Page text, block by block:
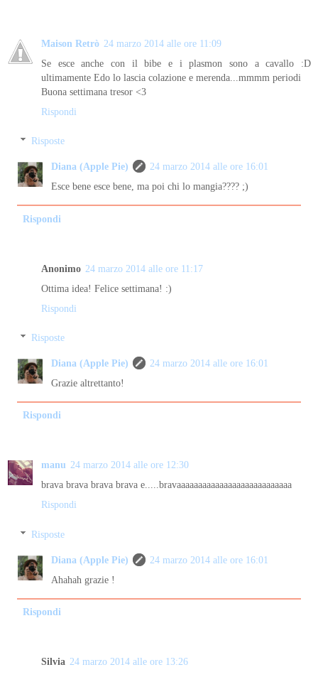
Maison Retrò 24 marzo 2014 alle ore 11:09
Se esce anche con il bibe e i plasmon sono a cavallo :D
ultimamente Edo lo lascia colazione e merenda...mmmm periodi
Buona settimana tresor <3
Rispondi
Risposte
Diana (Apple Pie)
24 marzo 2014 alle ore 16:01
Esce bene esce bene, ma poi chi lo mangia???? ;)
Rispondi
Anonimo 24 marzo 2014 alle ore 11:17
Ottima idea! Felice settimana! :)
Rispondi
Risposte
Diana (Apple Pie)
24 marzo 2014 alle ore 16:01
Grazie altrettanto!
Rispondi
manu 24 marzo 2014 alle ore 12:30
brava brava brava brava e.....bravaaaaaaaaaaaaaaaaaaaaaaaaaaa
Rispondi
Risposte
Diana (Apple Pie)
24 marzo 2014 alle ore 16:01
Ahahah grazie !
Rispondi
Silvia 24 marzo 2014 alle ore 13:26